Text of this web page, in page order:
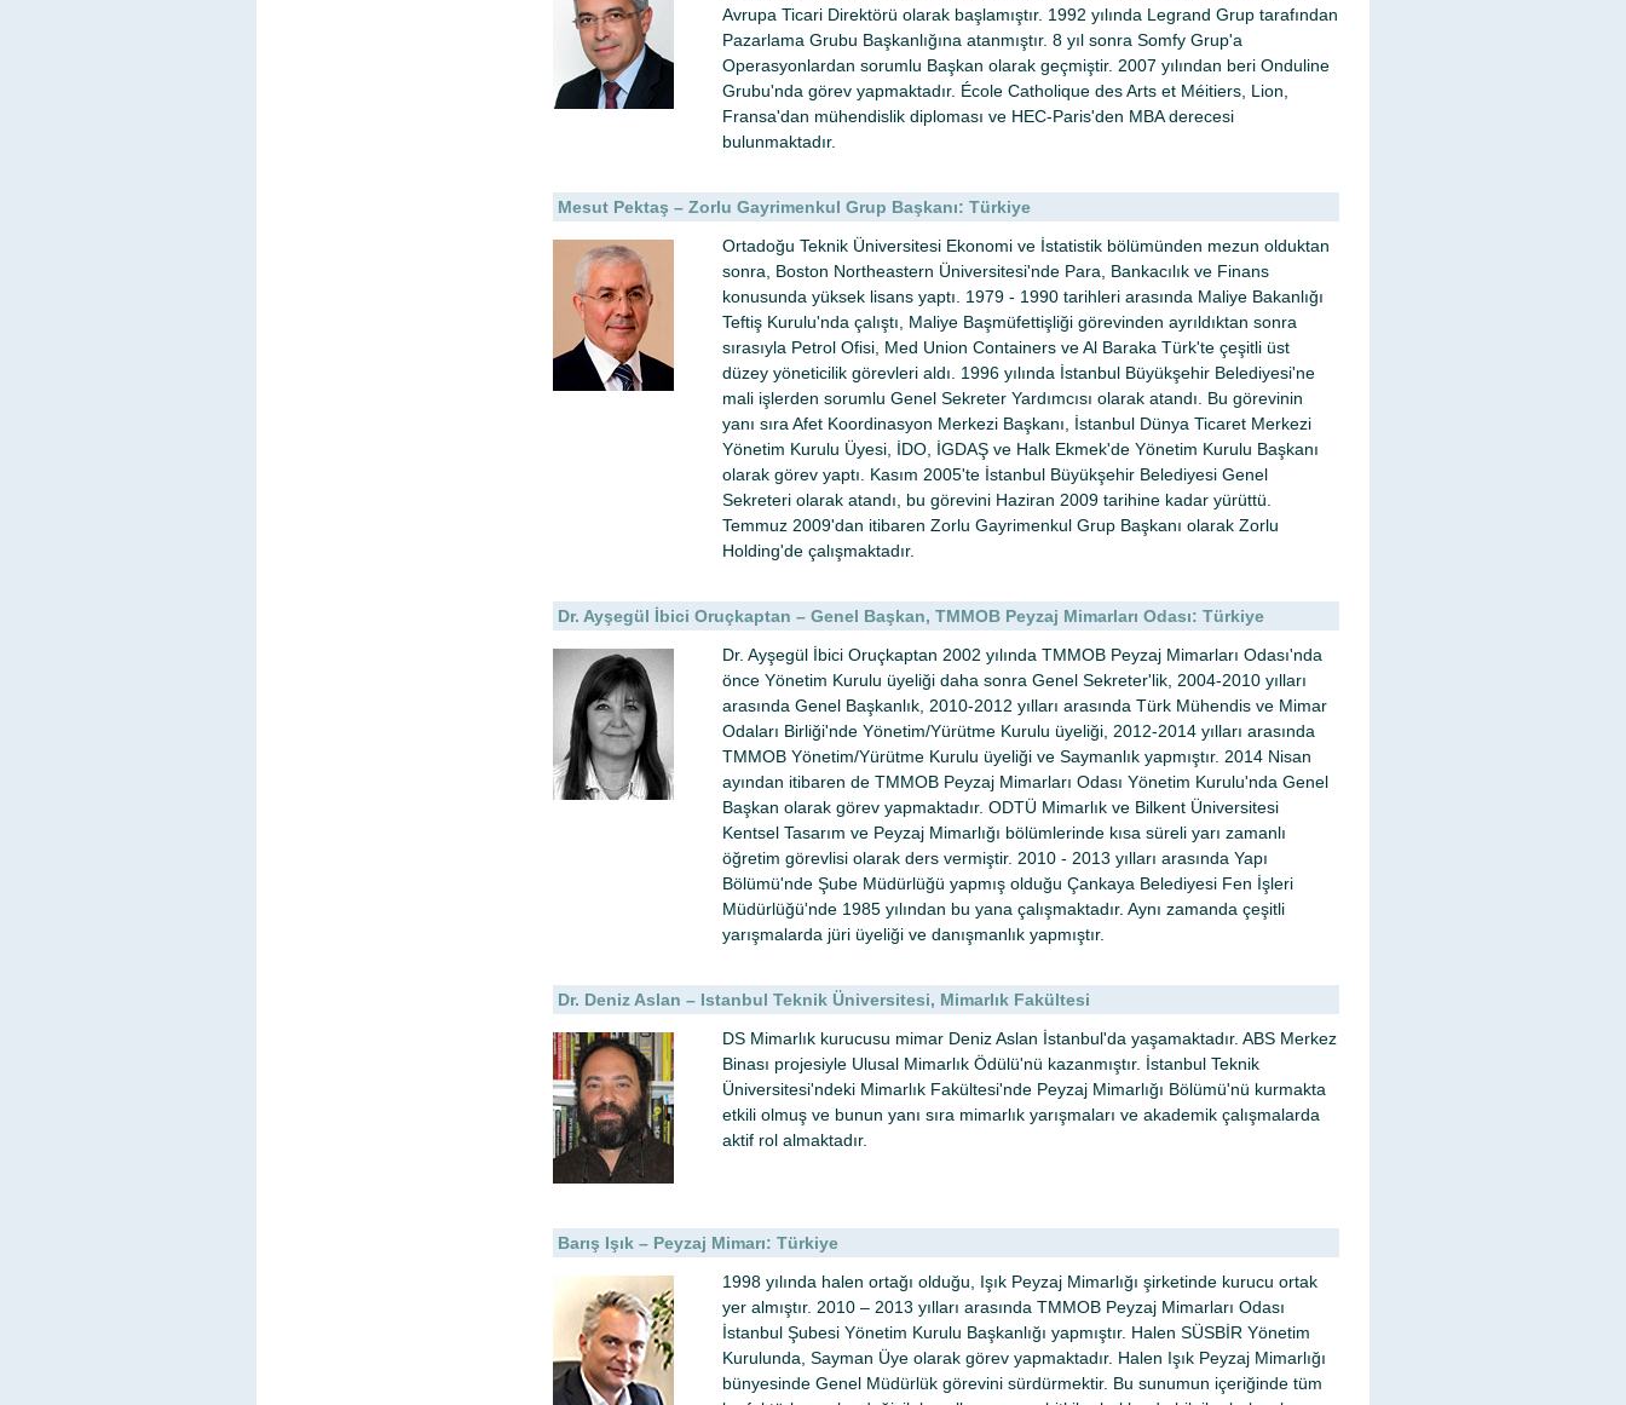
Avrupa Ticari Direktörü olarak başlamıştır. 1992 yılında Legrand Grup tarafından
Pazarlama Grubu Başkanlığına atanmıştır. 8 yıl sonra Somfy Grup'a
Operasyonlardan sorumlu Başkan olarak geçmiştir. 2007 yılından beri Onduline
Grubu'nda görev yapmaktadır. École Catholique des Arts et Méitiers, Lion,
Fransa'dan mühendislik diploması ve HEC-Paris'den MBA derecesi
bulunmaktadır.
Mesut Pektaş – Zorlu Gayrimenkul Grup Başkanı: Türkiye
Ortadoğu Teknik Üniversitesi Ekonomi ve İstatistik bölümünden mezun olduktan
sonra, Boston Northeastern Üniversitesi'nde Para, Bankacılık ve Finans
konusunda yüksek lisans yaptı. 1979 - 1990 tarihleri arasında Maliye Bakanlığı
Teftiş Kurulu'nda çalıştı, Maliye Başmüfettişliği görevinden ayrıldıktan sonra
sırasıyla Petrol Ofisi, Med Union Containers ve Al Baraka Türk'te çeşitli üst
düzey yöneticilik görevleri aldı. 1996 yılında İstanbul Büyükşehir Belediyesi'ne
mali işlerden sorumlu Genel Sekreter Yardımcısı olarak atandı. Bu görevinin
yanı sıra Afet Koordinasyon Merkezi Başkanı, İstanbul Dünya Ticaret Merkezi
Yönetim Kurulu Üyesi, İDO, İGDAŞ ve Halk Ekmek'de Yönetim Kurulu Başkanı
olarak görev yaptı. Kasım 2005'te İstanbul Büyükşehir Belediyesi Genel
Sekreteri olarak atandı, bu görevini Haziran 2009 tarihine kadar yürüttü.
Temmuz 2009'dan itibaren Zorlu Gayrimenkul Grup Başkanı olarak Zorlu
Holding'de çalışmaktadır.
Dr. Ayşegül İbici Oruçkaptan – Genel Başkan, TMMOB Peyzaj Mimarları Odası: Türkiye
Dr. Ayşegül İbici Oruçkaptan 2002 yılında TMMOB Peyzaj Mimarları Odası'nda
önce Yönetim Kurulu üyeliği daha sonra Genel Sekreter'lik, 2004-2010 yılları
arasında Genel Başkanlık, 2010-2012 yılları arasında Türk Mühendis ve Mimar
Odaları Birliği'nde Yönetim/Yürütme Kurulu üyeliği, 2012-2014 yılları arasında
TMMOB Yönetim/Yürütme Kurulu üyeliği ve Saymanlık yapmıştır. 2014 Nisan
ayından itibaren de TMMOB Peyzaj Mimarları Odası Yönetim Kurulu'nda Genel
Başkan olarak görev yapmaktadır. ODTÜ Mimarlık ve Bilkent Üniversitesi
Kentsel Tasarım ve Peyzaj Mimarlığı bölümlerinde kısa süreli yarı zamanlı
öğretim görevlisi olarak ders vermiştir. 2010 - 2013 yılları arasında Yapı
Bölümü'nde Şube Müdürlüğü yapmış olduğu Çankaya Belediyesi Fen İşleri
Müdürlüğü'nde 1985 yılından bu yana çalışmaktadır. Aynı zamanda çeşitli
yarışmalarda jüri üyeliği ve danışmanlık yapmıştır.
Dr. Deniz Aslan – Istanbul Teknik Üniversitesi, Mimarlık Fakültesi
DS Mimarlık kurucusu mimar Deniz Aslan İstanbul'da yaşamaktadır. ABS Merkez
Binası projesiyle Ulusal Mimarlık Ödülü'nü kazanmıştır. İstanbul Teknik
Üniversitesi'ndeki Mimarlık Fakültesi'nde Peyzaj Mimarlığı Bölümü'nü kurmakta
etkili olmuş ve bunun yanı sıra mimarlık yarışmaları ve akademik çalışmalarda
aktif rol almaktadır.
Barış Işık – Peyzaj Mimarı: Türkiye
1998 yılında halen ortağı olduğu, Işık Peyzaj Mimarlığı şirketinde kurucu ortak
yer almıştır. 2010 – 2013 yılları arasında TMMOB Peyzaj Mimarları Odası
İstanbul Şubesi Yönetim Kurulu Başkanlığı yapmıştır. Halen SÜSBİR Yönetim
Kurulunda, Sayman Üye olarak görev yapmaktadır. Halen Işık Peyzaj Mimarlığı
bünyesinde Genel Müdürlük görevini sürdürmektir. Bu sunumun içeriğinde tüm